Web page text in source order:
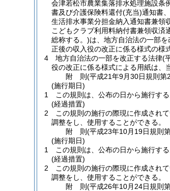
会津若松市農業集落排水処理施設条
書及び介護保険料還付(充当)通知書
生活排水事業分担金納入通知書兼領
こどもクラブ利用料納付書兼領収
総称する。)は、地方自治法の一部
正後の収入役の改正に係る様式の様
4
地方自治法の一部を改正する法律(
役の改正に係る様式による用紙は、
附 則(平成21年9月30日規則第
(施行期日)
1
この規則は、公布の日から施行する
(経過措置)
2
この規則の施行の際現に作成され
調整をし、使用することができる。
附 則(平成23年10月19日規則
(施行期日)
1
この規則は、公布の日から施行する
(経過措置)
2
この規則の施行の際現に作成され
調整をし、使用することができる。
附 則(平成26年10月24日規則